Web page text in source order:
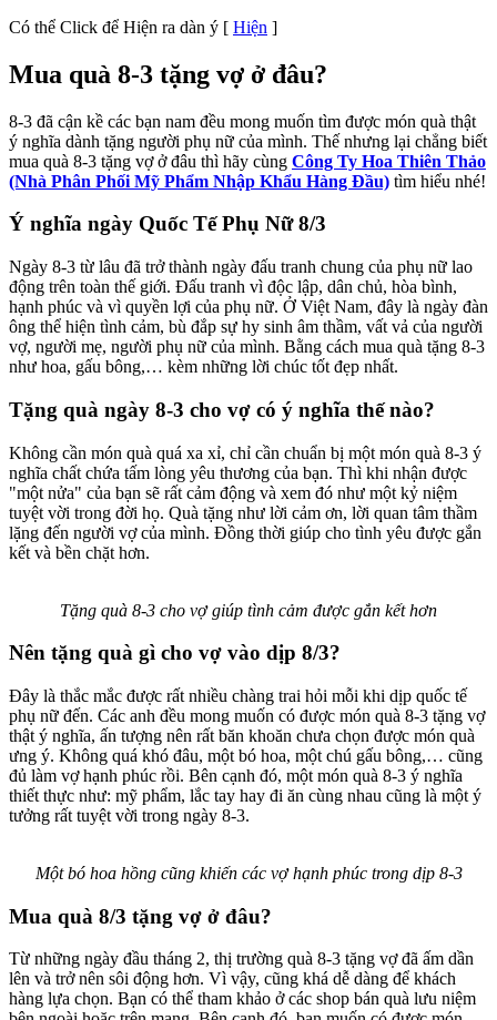
Có thể Click để Hiện ra dàn ý [ Hiện ]
Mua quà 8-3 tặng vợ ở đâu?
8-3 đã cận kề các bạn nam đều mong muốn tìm được món quà thật
ý nghĩa dành tặng người phụ nữ của mình. Thế nhưng lại chẳng biết
mua quà 8-3 tặng vợ ở đâu thì hãy cùng Công Ty Hoa Thiên Thảo
(Nhà Phân Phối Mỹ Phẩm Nhập Khẩu Hàng Đầu) tìm hiểu nhé!
Ý nghĩa ngày Quốc Tế Phụ Nữ 8/3
Ngày 8-3 từ lâu đã trở thành ngày đấu tranh chung của phụ nữ lao
động trên toàn thế giới. Đấu tranh vì độc lập, dân chủ, hòa bình,
hạnh phúc và vì quyền lợi của phụ nữ. Ở Việt Nam, đây là ngày đàn
ông thể hiện tình cảm, bù đắp sự hy sinh âm thầm, vất vả của người
vợ, người mẹ, người phụ nữ của mình. Bằng cách mua quà tặng 8-3
như hoa, gấu bông,… kèm những lời chúc tốt đẹp nhất.
Tặng quà ngày 8-3 cho vợ có ý nghĩa thế nào?
Không cần món quà quá xa xỉ, chỉ cần chuẩn bị một món quà 8-3 ý
nghĩa chất chứa tấm lòng yêu thương của bạn. Thì khi nhận được
"một nửa" của bạn sẽ rất cảm động và xem đó như một kỷ niệm
tuyệt vời trong đời họ. Quà tặng như lời cảm ơn, lời quan tâm thầm
lặng đến người vợ của mình. Đồng thời giúp cho tình yêu được gắn
kết và bền chặt hơn.
Tặng quà 8-3 cho vợ giúp tình cảm được gắn kết hơn
Nên tặng quà gì cho vợ vào dịp 8/3?
Đây là thắc mắc được rất nhiều chàng trai hỏi mỗi khi dịp quốc tế
phụ nữ đến. Các anh đều mong muốn có được món quà 8-3 tặng vợ
thật ý nghĩa, ấn tượng nên rất băn khoăn chưa chọn được món quà
ưng ý. Không quá khó đâu, một bó hoa, một chú gấu bông,… cũng
đủ làm vợ hạnh phúc rồi. Bên cạnh đó, một món quà 8-3 ý nghĩa
thiết thực như: mỹ phẩm, lắc tay hay đi ăn cùng nhau cũng là một ý
tưởng rất tuyệt vời trong ngày 8-3.
Một bó hoa hồng cũng khiến các vợ hạnh phúc trong dịp 8-3
Mua quà 8/3 tặng vợ ở đâu?
Từ những ngày đầu tháng 2, thị trường quà 8-3 tặng vợ đã ấm dần
lên và trở nên sôi động hơn. Vì vậy, cũng khá dễ dàng để khách
hàng lựa chọn. Bạn có thể tham khảo ở các shop bán quà lưu niệm